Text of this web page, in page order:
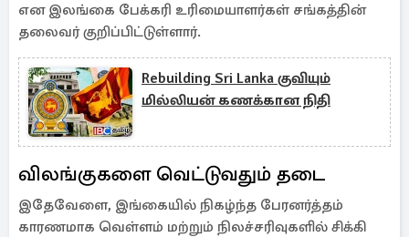
என இலங்கை பேக்கரி உரிமையாளர்கள் சங்கத்தின்
தலைவர் குறிப்பிட்டுள்ளார்.
Rebuilding Sri Lanka குவியும்
மில்லியன் கணக்கான நிதி
விலங்குகளை வெட்டுவதும் தடை
இதேவேளை, இங்கையில் நிகழ்ந்த பேரனர்த்தம்
காரணமாக வெள்ளம் மற்றும் நிலச்சரிவுகளில் சிக்கி